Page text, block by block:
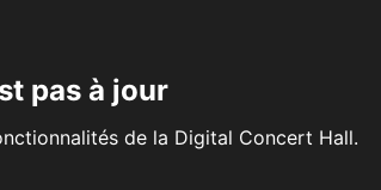
pas à jour
de la Digital Concert Hall.